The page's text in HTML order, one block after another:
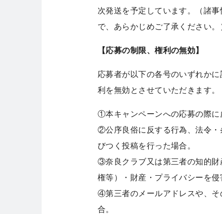
次発送を予定しています。（諸
で、あらかじめご了承ください。
【応募の制限、権利の無効】
応募者が以下の各号のいずれか
利を無効とさせていただきます。
①本キャンペーンへの応募の際
②公序良俗に反する行為、法令
びつく投稿を行った場合。
③奈良クラブ又は第三者の知的
権等）・財産・プライバシーを
④第三者のメールアドレスや、
合。